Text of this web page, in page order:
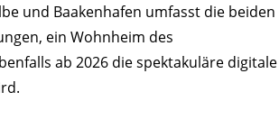
und Baakenhafen umfasst die beiden
ein Wohnheim des
ab 2026 die spektakuläre digitale